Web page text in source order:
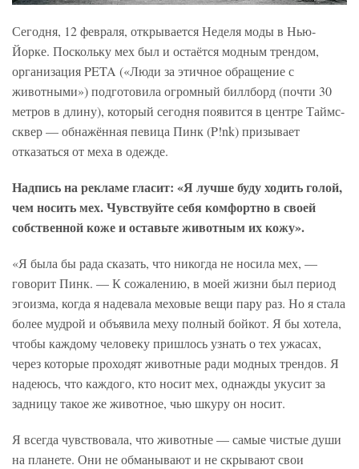
Сегодня, 12 февраля, открывается Неделя моды в Нью-
Йорке. Поскольку мех был и остаётся модным трендом,
организация PETA («Люди за этичное обращение с
животными») подготовила огромный биллборд (почти 30
метров в длину), который сегодня появится в центре Таймс-
сквер — обнажённая певица Пинк (P!nk) призывает
отказаться от меха в одежде.
Надпись на рекламе гласит: «Я лучше буду ходить голой,
чем носить мех. Чувствуйте себя комфортно в своей
собственной коже и оставьте животным их кожу».
«Я была бы рада сказать, что никогда не носила мех, —
говорит Пинк. — К сожалению, в моей жизни был период
эгоизма, когда я надевала меховые вещи пару раз. Но я стала
более мудрой и объявила меху полный бойкот. Я бы хотела,
чтобы каждому человеку пришлось узнать о тех ужасах,
через которые проходят животные ради модных трендов. Я
надеюсь, что каждого, кто носит мех, однажды укусит за
задницу такое же животное, чью шкуру он носит.
Я всегда чувствовала, что животные — самые чистые души
на планете. Они не обманывают и не скрывают свои